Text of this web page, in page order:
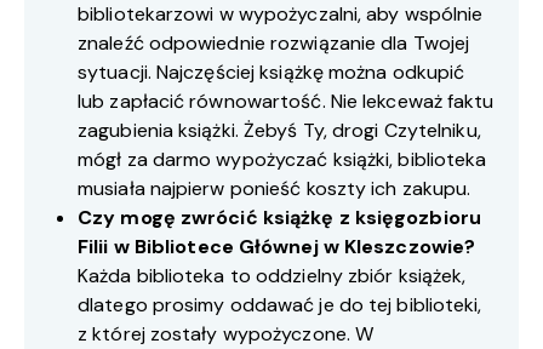
bibliotekarzowi w wypożyczalni, aby wspólnie
znaleźć odpowiednie rozwiązanie dla Twojej
sytuacji. Najczęściej książkę można odkupić
lub zapłacić równowartość. Nie lekceważ faktu
zagubienia książki. Żebyś Ty, drogi Czytelniku,
mógł za darmo wypożyczać książki, biblioteka
musiała najpierw ponieść koszty ich zakupu.
Czy mogę zwrócić książkę z księgozbioru
Filii w Bibliotece Głównej w Kleszczowie?
Każda biblioteka to oddzielny zbiór książek,
dlatego prosimy oddawać je do tej biblioteki,
z której zostały wypożyczone. W